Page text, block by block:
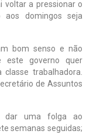
voltar a pressionar o
domingos seja
bom senso e não
este governo quer
trabalhadora.
de Assuntos
dar uma folga ao
semanas seguidas;